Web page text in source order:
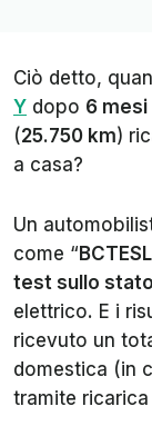
Ciò detto,
Y dopo 6 mesi
(25.750 km)
a casa?
Un
come “
test sullo
elettrico. E i
ricevuto un
domestica (in
tramite